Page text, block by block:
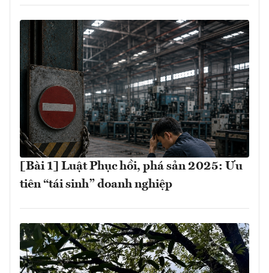
[Bài 1] Luật Phục hồi, phá sản 2025: Ưu
tiên “tái sinh” doanh nghiệp